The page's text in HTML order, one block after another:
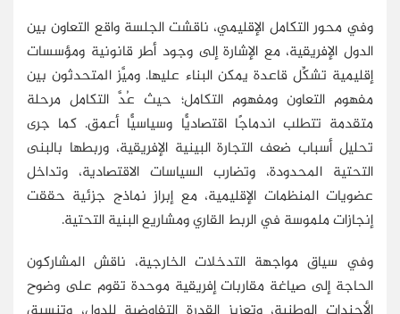
وفي محور التكامل الإقليمي، ناقشت الجلسة واقع التعاون بين
الدول الإفريقية، مع الإشارة إلى وجود أطر قانونية ومؤسسات
إقليمية تشكِّل قاعدة يمكن البناء عليها. وميَّز المتحدثون بين
مفهوم التعاون ومفهوم التكامل؛ حيث عُدَّ التكامل مرحلة
متقدمة تتطلب اندماجًا اقتصاديًّا وسياسيًّا أعمق. كما جرى
تحليل أسباب ضعف التجارة البينية الإفريقية، وربطها بالبنى
التحتية المحدودة، وتضارب السياسات الاقتصادية، وتداخل
عضويات المنظمات الإقليمية، مع إبراز نماذج جزئية حققت
إنجازات ملموسة في الربط القاري ومشاريع البنية التحتية.
وفي سياق مواجهة التدخلات الخارجية، ناقش المشاركون
الحاجة إلى صياغة مقاربات إفريقية موحدة تقوم على وضوح